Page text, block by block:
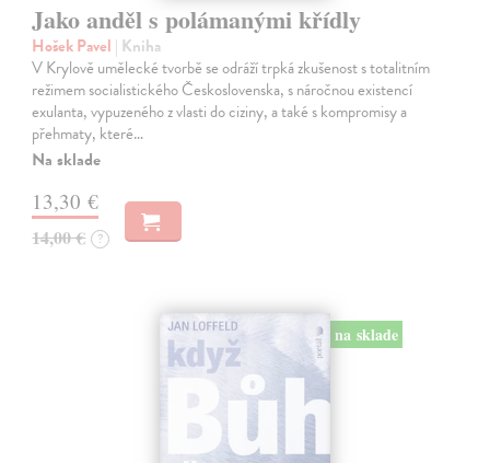
Jako anděl s polámanými křídly
Hošek Pavel | Kniha
V Krylově umělecké tvorbě se odráží trpká zkušenost s totalitním
režimem socialistického Československa, s náročnou existencí
exulanta, vypuzeného z vlasti do ciziny, a také s kompromisy a
přehmaty, které…
Na sklade
13,30 €
14,00 € ?
na sklade